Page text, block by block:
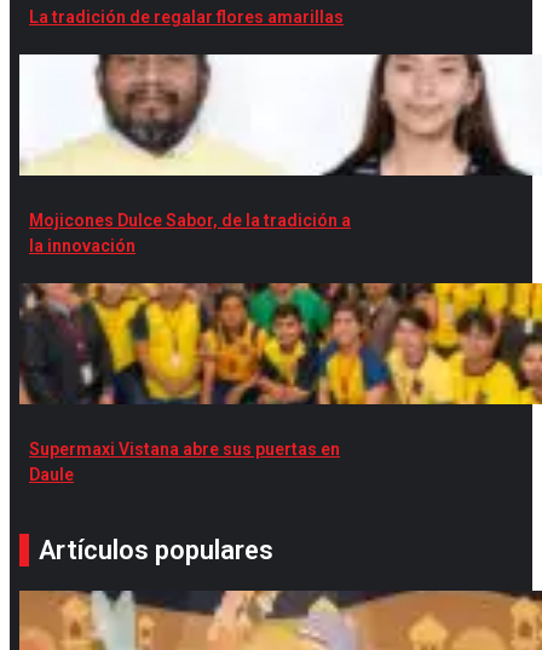
La tradición de regalar flores amarillas
Mojicones Dulce Sabor, de la tradición a
la innovación
Supermaxi Vistana abre sus puertas en
Daule
Artículos populares